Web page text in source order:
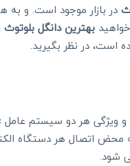
در بازار موجود است. و به
بهترین دانگل بلوتوث
است، در نظر بگیرید.
اتصال هر دستگاه
شود.